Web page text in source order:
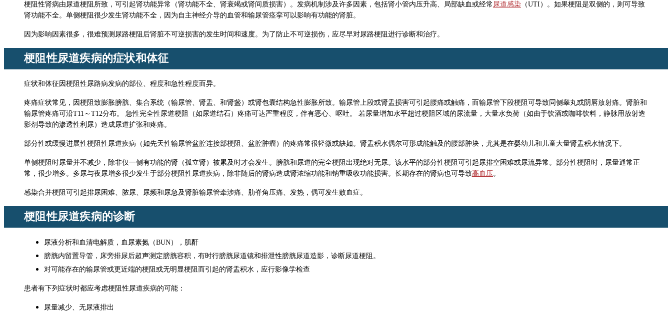
梗阻性肾病由尿道梗阻所致，可引起肾功能异常（肾功能不全、肾衰竭或肾间质损害）。发病机制涉及许多因素，包括肾小管内压升高、局部缺血或经常 尿道感染 （UTI）。如果梗阻是双侧的，则可导致
肾功能不全。单侧梗阻很少发生肾功能不全，因为自主神经介导的血管和输尿管痉挛可以影响有功能的肾脏。
因为影响因素很多，很难预测尿路梗阻后肾脏不可逆损害的发生时间和速度。为了防止不可逆损伤，应尽早对尿路梗阻进行诊断和治疗。
梗阻性尿道疾病的症状和体征
症状和体征因梗阻性尿路病发病的部位、程度和急性程度而异。
疼痛症状常见，因梗阻致膨胀膀胱、集合系统（输尿管、肾盂、和肾盏）或肾包囊结构急性膨胀所致。输尿管上段或肾盂损害可引起腰痛或触痛，而输尿管下段梗阻可导致同侧睾丸或阴唇放射痛。肾脏和
输尿管疼痛可沿T11～T12分布。 急性完全性尿道梗阻（如尿道结石）疼痛可达严重程度，伴有恶心、呕吐。 若尿量增加水平超过梗阻区域的尿流量，大量水负荷（如由于饮酒或咖啡饮料，静脉用放射造
影剂导致的渗透性利尿）造成尿道扩张和疼痛。
部分性或缓慢进展性梗阻性尿道疾病（如先天性输尿管盆腔连接部梗阻、盆腔肿瘤）的疼痛常很轻微或缺如。肾盂积水偶尔可形成能触及的腰部肿块，尤其是在婴幼儿和儿童大量肾盂积水情况下。
单侧梗阻时尿量并不减少，除非仅一侧有功能的肾（孤立肾）被累及时才会发生。膀胱和尿道的完全梗阻出现绝对无尿。该水平的部分性梗阻可引起尿排空困难或尿流异常。部分性梗阻时，尿量通常正
常，很少增多。多尿与夜尿增多很少发生于部分梗阻性尿道疾病，除非随后的肾病造成肾浓缩功能和钠重吸收功能损害。长期存在的肾病也可导致高血压。
感染合并梗阻可引起排尿困难、脓尿、尿频和尿急及肾脏输尿管牵涉痛、肋脊角压痛、发热，偶可发生败血症。
梗阻性尿道疾病的诊断
尿液分析和血清电解质，血 尿素氮（BUN），肌酐
膀胱内留置导管，床旁排尿后超声测定膀胱容积，有时行膀胱尿道镜和排泄性膀胱尿道造影，诊断尿道梗阻。
对可能存在的输尿管或更近端的梗阻或无明显梗阻而引起的肾盂积水，应行影像学检查
患者有下列症状时都应考虑梗阻性尿道疾病的可能：
尿量减少、无尿液排出